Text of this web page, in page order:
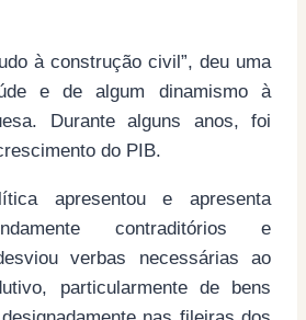
à construção civil”, deu uma
e de algum dinamismo à
Durante alguns anos, foi
do PIB.
apresentou e apresenta
contraditórios e
verbas necessárias ao
particularmente de bens